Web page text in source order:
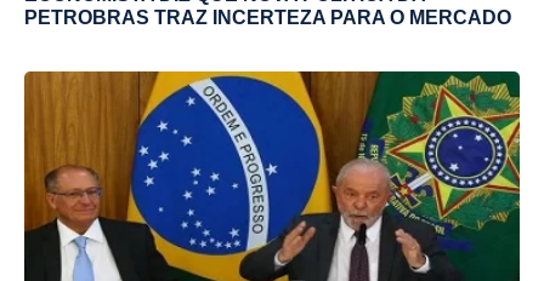
PETROBRAS TRAZ INCERTEZA PARA O MERCADO